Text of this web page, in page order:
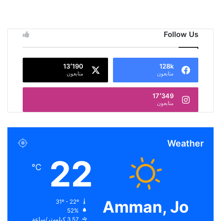
Follow Us
128k
متابعون
13٬190
متابعون
17٬349
متابعون
Weather
Amman, Jo
22
℃
52%
3.57 كيلومتر/ساعة